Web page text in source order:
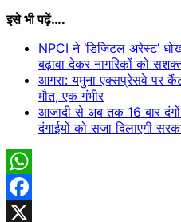
इसे भी पढ़ें….
NPCI ने ‘डिजिटल अरेस्ट’
बढ़ावा देकर नागरिकों को
आगरा: यमुना एक्सप्रेसवे पर
मौत, एक गंभीर
आजादी से अब तक 16 बार
दंगाईयों को सजा दिलाएगी
WhatsApp
Facebook